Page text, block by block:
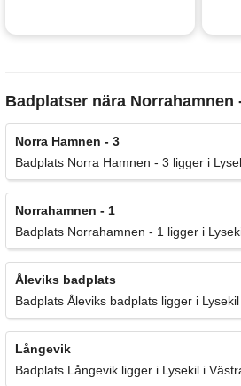
Badplatser nära Norrahamnen
Norra Hamnen - 3
Badplats Norra Hamnen - 3 ligger i
Norrahamnen - 1
Badplats Norrahamnen - 1 ligger i
Åleviks badplats
Badplats Åleviks badplats ligger i
Långevik
Badplats Långevik ligger i Lysekil i